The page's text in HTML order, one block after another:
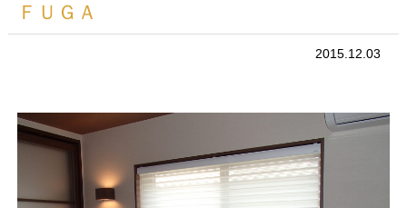
ＦＵＧＡ
2015.12.03